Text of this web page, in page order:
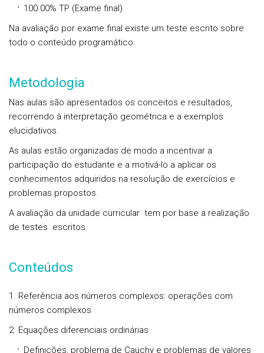
100.00% TP (Exame final)
Na avaliação por exame final existe um teste escrito sobre
todo o conteúdo programático.
Metodologia
Nas aulas são apresentados os conceitos e resultados,
recorrendo à interpretação geométrica e a exemplos
elucidativos.
As aulas estão organizadas de modo a incentivar a
participação do estudante e a motivá-lo a aplicar os
conhecimentos adquiridos na resolução de exercícios e
problemas propostos.
A avaliação da unidade curricular tem por base a realização
de testes escritos.
Conteúdos
1. Referência aos números complexos: operações com
números complexos
2. Equações diferenciais ordinárias
Definições, problema de Cauchy e problemas de valores